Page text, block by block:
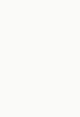
от детей
Почему
Потому
имело
на благо
этот